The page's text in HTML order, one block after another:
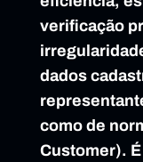
verificação
dados
como de
Customer).